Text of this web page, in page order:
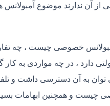
از آن ندارند موضوع آمبولانس
خصوصی چیست ، چه
دارد ، در چه مواردی به کار
توان به آن دسترسی داشت و
چیست و همچنین ابهامات